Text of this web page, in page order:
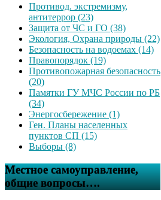
Противод. экстремизму,
антитеррор (23)
Защита от ЧС и ГО (38)
Экология, Охрана природы (22)
Безопасность на водоемах (14)
Правопорядок (19)
Противопожарная безопасность
(20)
Памятки ГУ МЧС России по РБ
(34)
Энергосбережение (1)
Ген. Планы населенных
пунктов СП (15)
Выборы (8)
Местное самоуправление,
общие вопросы….